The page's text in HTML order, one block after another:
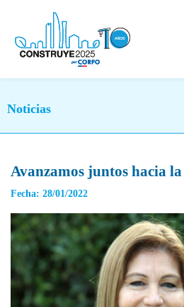
Noticias
Avanzamos juntos hacia
Fecha: 28/01/2022